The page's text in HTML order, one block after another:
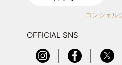
コンシェル
OFFICIAL SNS